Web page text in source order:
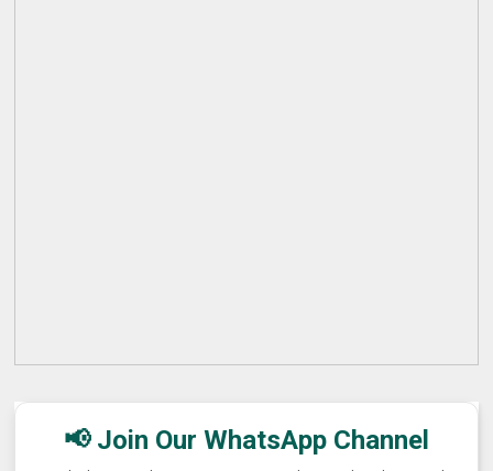
📢 Join Our WhatsApp Channel